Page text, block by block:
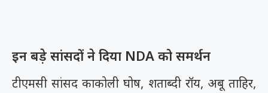
इन बड़े सांसदों ने दिया NDA को समर्थन
टीएमसी सांसद काकोली घोष, शताब्दी रॉय, अबू ताहिर,